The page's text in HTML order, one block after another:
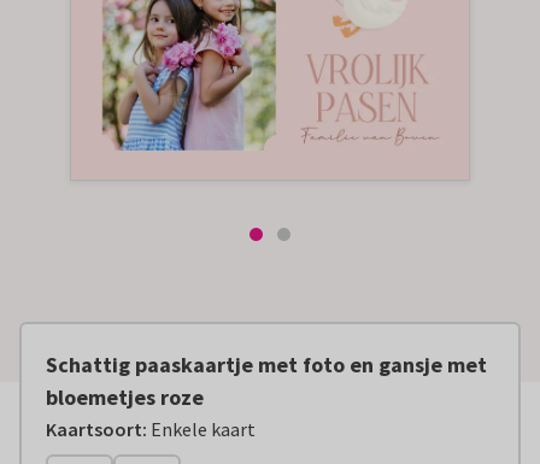
Schattig paaskaartje met foto en gansje met
bloemetjes roze
Kaartsoort: Enkele kaart